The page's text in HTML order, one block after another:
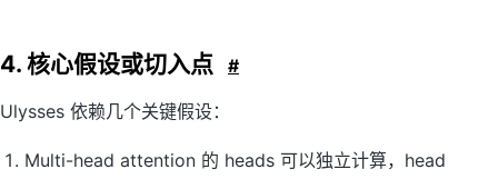
4. 核心假设或切入点 #
Ulysses 依赖几个关键假设：
Multi-head attention 的 heads 可以独立计算，head